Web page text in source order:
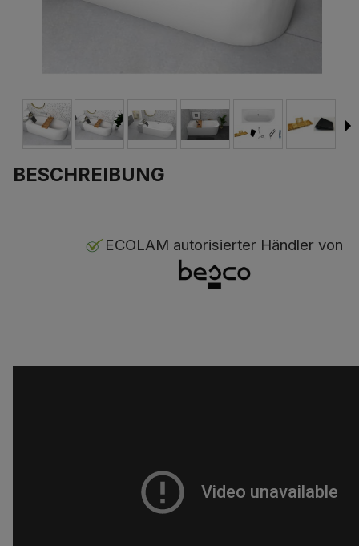
BESCHREIBUNG
ECOLAM autorisierter Händler von